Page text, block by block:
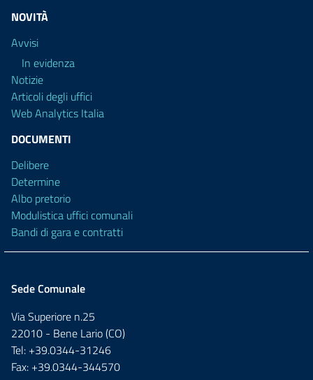
NOVITÀ
Avvisi
In evidenza
Notizie
Articoli degli uffici
Web Analytics Italia
DOCUMENTI
Delibere
Determine
Albo pretorio
Modulistica uffici comunali
Bandi di gara e contratti
Sede Comunale
Via Superiore n.25
22010 - Bene Lario (CO)
Tel: +39.0344-31246
Fax: +39.0344-344570